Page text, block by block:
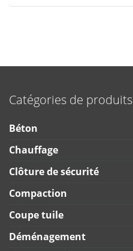
Catégories de produits
Béton
Chauffage
Clôture de sécurité
Compaction
Coupe tuile
Déménagement